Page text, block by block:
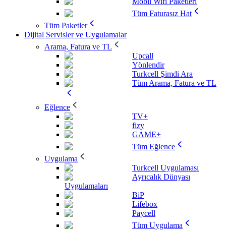
Tüm Faturasız Hat
Tüm Paketler
Dijital Servisler ve Uygulamalar
Arama, Fatura ve TL
Upcall
Yönlendir
Turkcell Şimdi Ara
Tüm Arama, Fatura ve TL
Eğlence
TV+
fizy
GAME+
Tüm Eğlence
Uygulama
Turkcell Uygulaması
Ayrıcalık Dünyası
Uygulamaları
BiP
Lifebox
Paycell
Tüm Uygulama